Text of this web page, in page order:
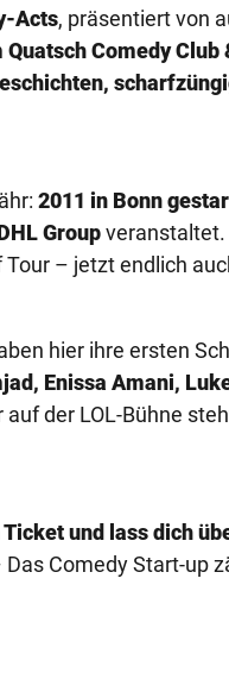
Acts, präsentiert von
Comedy Club
2011 in Bonn
Groupveranstaltet.
– jetzt endlich
hier ihre ersten
Enissa Amani,
auf der LOL-Bühne
Ticket und lass dich
Das Comedy Start-up